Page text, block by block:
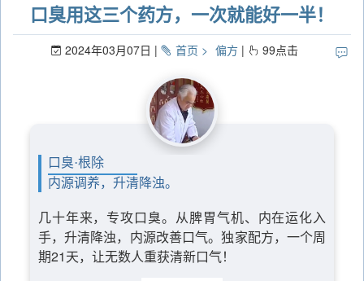
口臭用这三个药方，一次就能好一半！
2024年03月07日 首页 偏方 99点击
口臭·根除
内源调养，升清降浊。
几十年来，专攻口臭。从脾胃气机、内在运化入
手，升清降浊，内源改善口气。独家配方，一个周
期21天，让无数人重获清新口气！